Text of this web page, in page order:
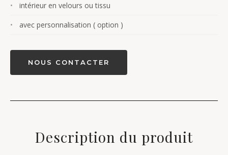
intérieur en velours ou tissu
avec personnalisation ( option )
NOUS CONTACTER
Description du produit